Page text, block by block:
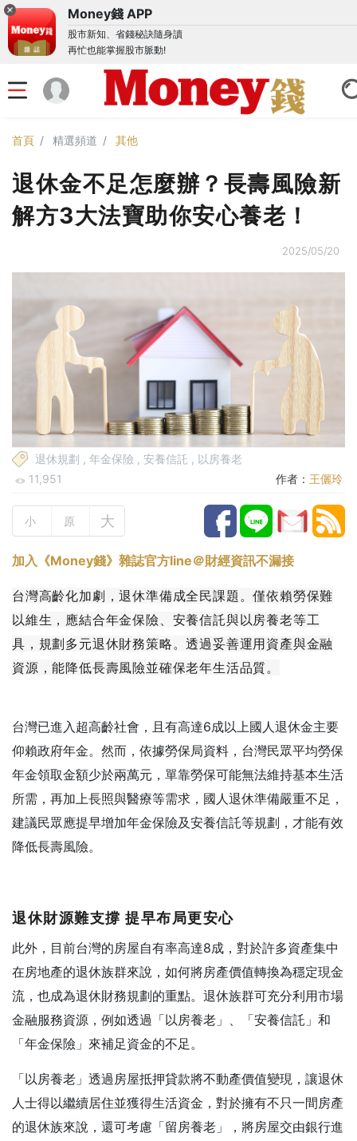
Money錢 APP
股市新知、省錢秘訣隨身讀
再忙也能掌握股市脈動!
首頁 精選頻道 其他
退休金不足怎麼辦？長壽風險新
解方3大法寶助你安心養老！
2025/05/20
退休規劃 , 年金保險 , 安養信託 , 以房養老
11,951
作者： 王儷玲
小 原 大
加入《Money錢》雜誌官方line＠財經資訊不漏接
台灣高齡化加劇，退休準備成全民課題。僅依賴勞保難
以維生，應結合年金保險、安養信託與以房養老等工
具，規劃多元退休財務策略。透過妥善運用資產與金融
資源，能降低長壽風險並確保老年生活品質。
台灣已進入超高齡社會，且有高達6成以上國人退休金主要
仰賴政府年金。然而，依據勞保局資料，台灣民眾平均勞保
年金領取金額少於兩萬元，單靠勞保可能無法維持基本生活
所需，再加上長照與醫療等需求，國人退休準備嚴重不足，
建議民眾應提早增加年金保險及安養信託等規劃，才能有效
降低長壽風險。
退休財源難支撐 提早布局更安心
此外，目前台灣的房屋自有率高達8成，對於許多資產集中
在房地產的退休族群來說，如何將房產價值轉換為穩定現金
流，也成為退休財務規劃的重點。退休族群可充分利用市場
金融服務資源，例如透過「以房養老」、「安養信託」和
「年金保險」來補足資金的不足。
「以房養老」透過房屋抵押貸款將不動產價值變現，讓退休
人士得以繼續居住並獲得生活資金，對於擁有不只一間房產
的退休族來說，還可考慮「留房養老」，將房屋交由銀行進